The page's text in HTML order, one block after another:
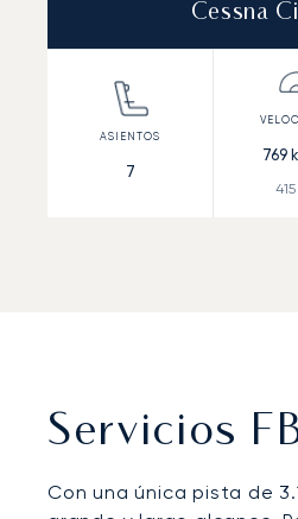
Cessna
7
769
415
Servicios
Con una única pista de